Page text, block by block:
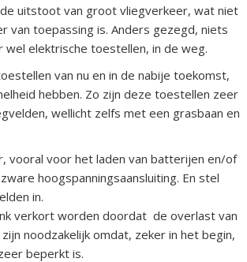
uitstoot van groot vliegverkeer, wat niet
van toepassing is. Anders gezegd, niets
elektrische toestellen, in de weg.
van nu en in de nabije toekomst,
hebben. Zo zijn deze toestellen zeer
wellicht zelfs met een grasbaan en
vooral voor het laden van batterijen en/of
hoogspanningsaansluiting. En stel
in.
verkort worden doordat de overlast van
noodzakelijk omdat, zeker in het begin,
beperkt is.